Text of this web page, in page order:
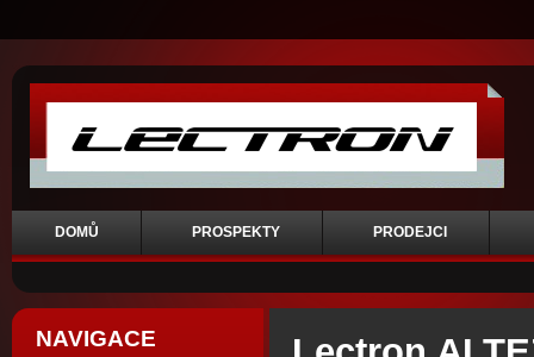
DOMŮ PROSPEKTY PRODEJCI
NAVIGACE